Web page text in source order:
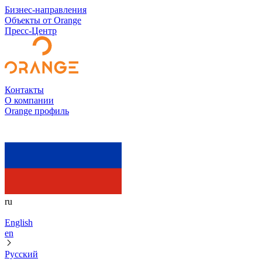
Бизнес-направления
Объекты от Orange
Пресс-Центр
Контакты
О компании
Orange профиль
ru
English
en
Русский